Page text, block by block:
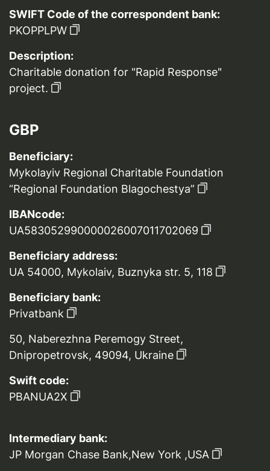
SWIFT Code of the correspondent bank:
PKOPPLPW
Description:
Charitable donation for "Rapid Response"
project.
GBP
Beneficiary:
Mykolayiv Regional Charitable Foundation
“Regional Foundation Blagochestya”
IBANcode:
UA583052990000026007011702069
Beneficiary address:
UA 54000, Mykolaiv, Buznyka str. 5, 118
Beneficiary bank:
Privatbank
50, Naberezhna Peremogy Street,
Dnipropetrovsk, 49094, Ukraine
Swift code:
PBANUA2X
Intermediary bank:
JP Morgan Chase Bank,New York ,USA